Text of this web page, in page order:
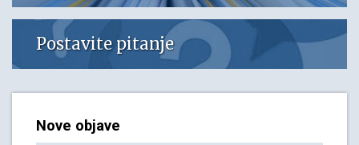
Postavite pitanje
Nove objave